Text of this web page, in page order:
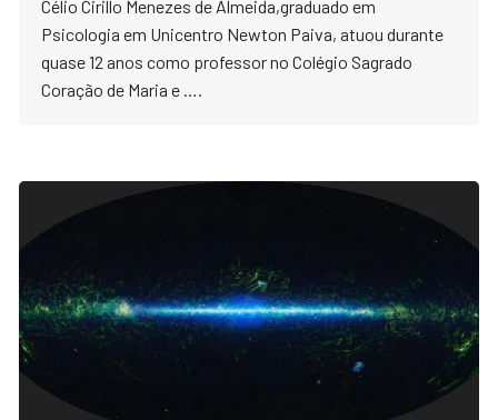
Célio Cirillo Menezes de Almeida,graduado em
Psicologia em Unicentro Newton Paiva, atuou durante
quase 12 anos como professor no Colégio Sagrado
Coração de Maria e ….